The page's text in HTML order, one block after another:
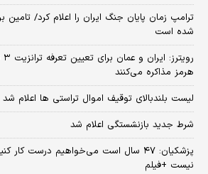
ترامپ زمان پایان جنگ ایران را اعلام کرد/
شده است
هرمز مذاکره می‌کنند
لیست بلندبالای توقیف اموال تراستی ها اعلام شد
شرط جدید بازنشستگی اعلام شد
پزشکیان: ۴۷ سال است می‌خواهیم درست
نیست +فیلم